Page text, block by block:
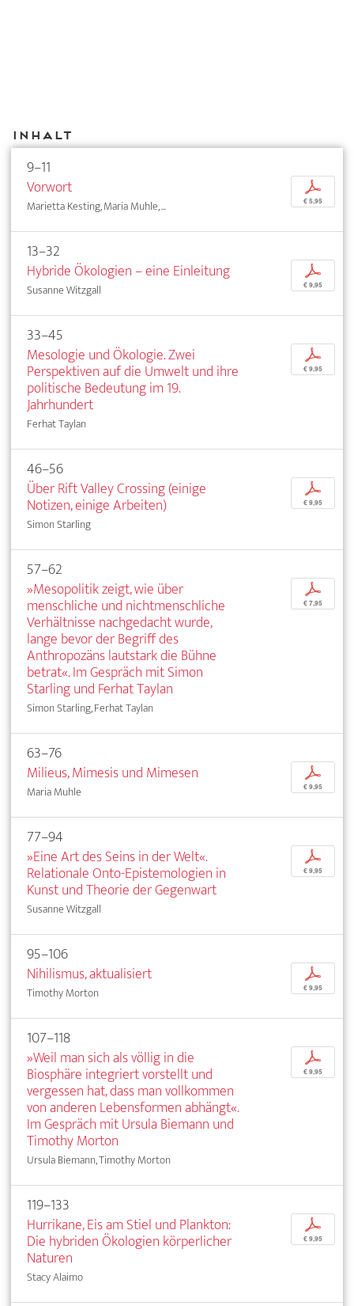
Inhalt
9–11
Vorwort
Marietta Kesting, Maria Muhle, ...
p
€ 5,95
13–32
Hybride Ökologien – eine Einleitung
Susanne Witzgall
p
€ 9,95
33–45
Mesologie und Ökologie. Zwei
Perspektiven auf die Umwelt und ihre
politische Bedeutung im 19.
Jahrhundert
Ferhat Taylan
p
€ 9,95
46–56
Über Rift Valley Crossing (einige
Notizen, einige Arbeiten)
Simon Starling
p
€ 9,95
57–62
»Mesopolitik zeigt, wie über
menschliche und nichtmenschliche
Verhältnisse nachgedacht wurde,
lange bevor der Begriff des
Anthropozäns lautstark die Bühne
betrat«. Im Gespräch mit Simon
Starling und Ferhat Taylan
Simon Starling, Ferhat Taylan
p
€ 7,95
63–76
Milieus, Mimesis und Mimesen
Maria Muhle
p
€ 9,95
77–94
»Eine Art des Seins in der Welt«.
Relationale Onto-Epistemologien in
Kunst und Theorie der Gegenwart
Susanne Witzgall
p
€ 9,95
95–106
Nihilismus, aktualisiert
Timothy Morton
p
€ 9,95
107–118
»Weil man sich als völlig in die
Biosphäre integriert vorstellt und
vergessen hat, dass man vollkommen
von anderen Lebensformen abhängt«.
Im Gespräch mit Ursula Biemann und
Timothy Morton
Ursula Biemann, Timothy Morton
p
€ 9,95
119–133
Hurrikane, Eis am Stiel und Plankton:
Die hybriden Ökologien körperlicher
Naturen
Stacy Alaimo
p
€ 9,95